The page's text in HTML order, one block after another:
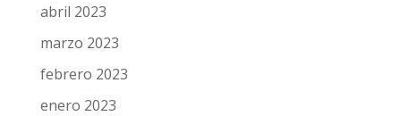
abril 2023
marzo 2023
febrero 2023
enero 2023